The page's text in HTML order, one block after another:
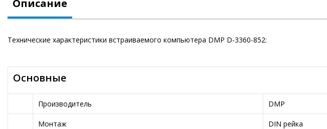
Описание
Технические характеристики встраиваемого компьютера DMP D-3360-852:
Основные
Производитель DMP
Монтаж DIN рейка